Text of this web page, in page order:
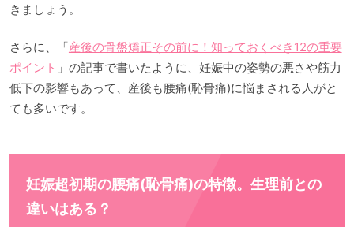
きましょう。
さらに、「産後の骨盤矯正その前に！知っておくべき12の重要
ポイント 」の記事で書いたように、妊娠中の姿勢の悪さや筋力
低下の影響もあって、産後も腰痛(恥骨痛)に悩まされる人がと
ても多いです。
妊娠超初期の腰痛(恥骨痛)の特徴。生理前との
違いはある？